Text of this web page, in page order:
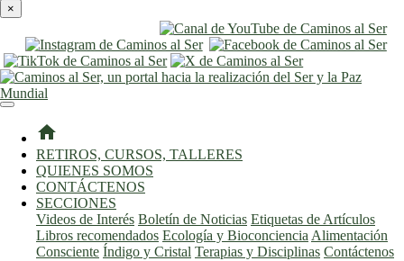
×
home
RETIROS, CURSOS, TALLERES
QUIENES SOMOS
CONTÁCTENOS
SECCIONES
Videos de Interés Boletín de Noticias Etiquetas de Artículos
Libros recomendados Ecología y Bioconciencia Alimentación
Consciente Índigo y Cristal Terapias y Disciplinas Contáctenos